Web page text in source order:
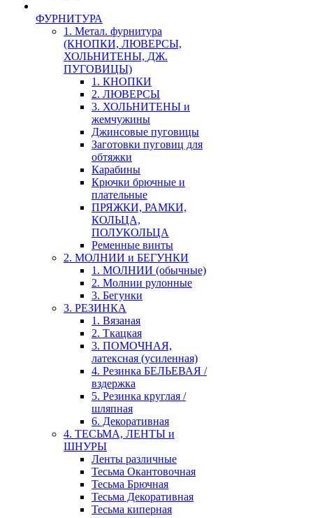
ФУРНИТУРА
1. Метал. фурнитура
(КНОПКИ, ЛЮВЕРСЫ,
ХОЛЬНИТЕНЫ, ДЖ.
ПУГОВИЦЫ)
1. КНОПКИ
2. ЛЮВЕРСЫ
3. ХОЛЬНИТЕНЫ и
жемчужины
Джинсовые пуговицы
Заготовки пуговиц для
обтяжки
Карабины
Крючки брючные и
плательные
ПРЯЖКИ, РАМКИ,
КОЛЬЦА,
ПОЛУКОЛЬЦА
Ременные винты
2. МОЛНИИ и БЕГУНКИ
1. МОЛНИИ (обычные)
2. Молнии рулонные
3. Бегунки
3. РЕЗИНКА
1. Вязаная
2. Ткацкая
3. ПОМОЧНАЯ,
латексная (усиленная)
4. Резинка БЕЛЬЕВАЯ /
вздержка
5. Резинка круглая /
шляпная
6. Декоративная
4. ТЕСЬМА, ЛЕНТЫ и
ШНУРЫ
Ленты различные
Тесьма Окантовочная
Тесьма Брючная
Тесьма Декоративная
Тесьма киперная